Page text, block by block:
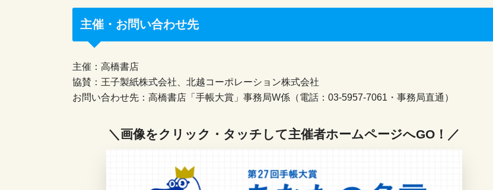
主催・お問い合わせ先
主催：高橋書店
協賛：王子製紙株式会社、北越コーポレーション株式会社
お問い合わせ先：高橋書店「手帳大賞」事務局W係（電話：03-5957-7061・事務局直通）
＼画像をクリック・タッチして主催者ホームページへGO！／